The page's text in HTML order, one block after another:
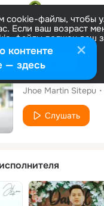
cookie-файлы, чтобы
Если ваш возраст
файлы должен ваш
Больше информации
Настроить
Сингл
Melias
Jhoe Martin Sitepu
Слушать
контенте
— здесь